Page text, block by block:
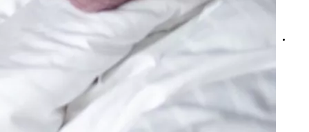
ماذا يحدث لمستوى السكر في الدم عند الإصابة بالجفاف؟